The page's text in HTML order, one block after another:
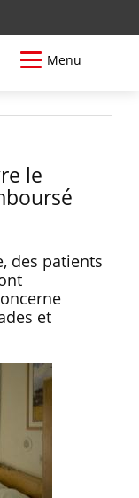
Menu
le
des patients
et